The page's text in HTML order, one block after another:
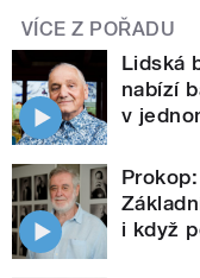
VÍCE Z POŘADU
Lidská
nabízí
v
i když